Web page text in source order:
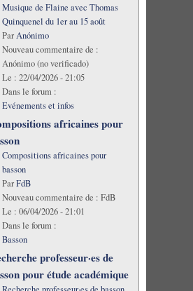
Musique de Flaine avec Thomas
Quinquenel du 1er au 15 août
ParAnónimo
Nouveau commentaire de :
Anónimo (no verificado)
Le : 22/04/2026 - 21:05
Dans le forum :
Evénements et infos
africaines pour
Compositions africaines pour
basson
ParFdB
Nouveau commentaire de : FdB
Le : 06/04/2026 - 21:01
Dans le forum :
Basson
professeur·es de
pour étude académique